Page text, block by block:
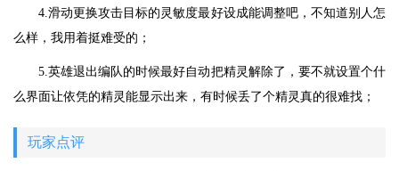
4.滑动更换攻击目标的灵敏度最好设成能调整吧，不知道别人怎
么样，我用着挺难受的；
5.英雄退出编队的时候最好自动把精灵解除了，要不就设置个什
么界面让依凭的精灵能显示出来，有时候丢了个精灵真的很难找；
玩家点评